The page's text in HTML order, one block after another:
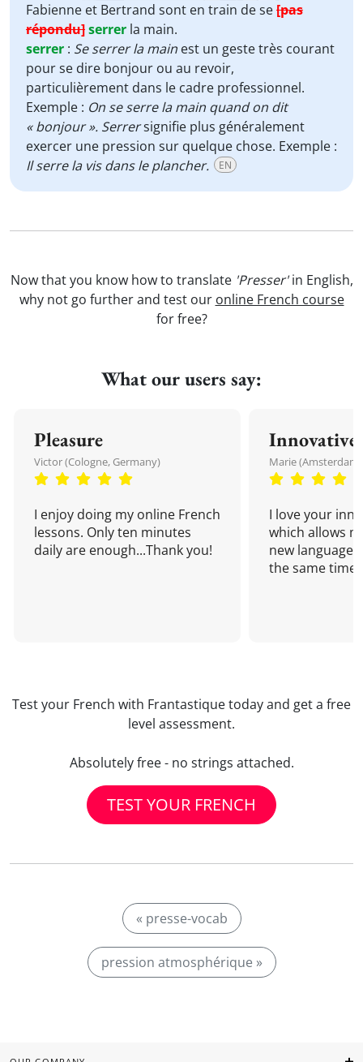
Fabienne et Bertrand sont en train de se[pas
répondu]serrer la main.
serrer : Se serrer la main est un geste très courant
pour se dire bonjour ou au revoir,
particulièrement dans le cadre professionnel.
Exemple : On se serre la main quand on dit
« bonjour ». Serrersignifie plus généralement
exercer une pression sur quelque chose. Exemple :
Il serre la vis dans le plancher.
EN
Now that you know how to translate 'Presser'in English,
why not go further and test our online French course
for free?
What our users say:
Pleasure
Victor (Cologne, Germany)
I enjoy doing my online French
lessons. Only ten minutes
daily are enough...Thank you!
Innovative
Marie
I love your
which allows
new language
the same time!
Test your French with Frantastique today and get a free
level assessment.
Absolutely free - no strings attached.
TEST YOUR FRENCH
« presse-vocab
pression atmosphérique »